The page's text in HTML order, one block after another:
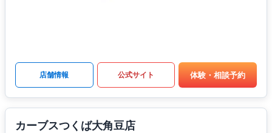
店舗情報 公式サイト 体験・相談予約
カーブスつくば大角豆店